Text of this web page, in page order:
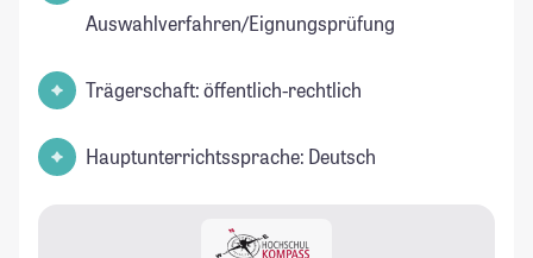
Auswahlverfahren/Eignungsprüfung
Trägerschaft: öffentlich-rechtlich
Hauptunterrichtssprache: Deutsch